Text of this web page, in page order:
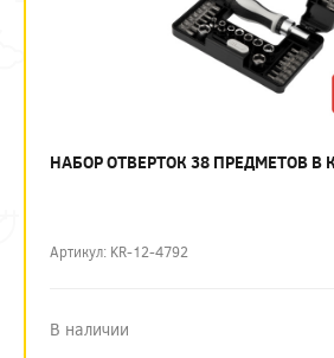
НАБОР ОТВЕРТОК 38 ПРЕДМЕТОВ В
Артикул: KR-12-4792
В наличии